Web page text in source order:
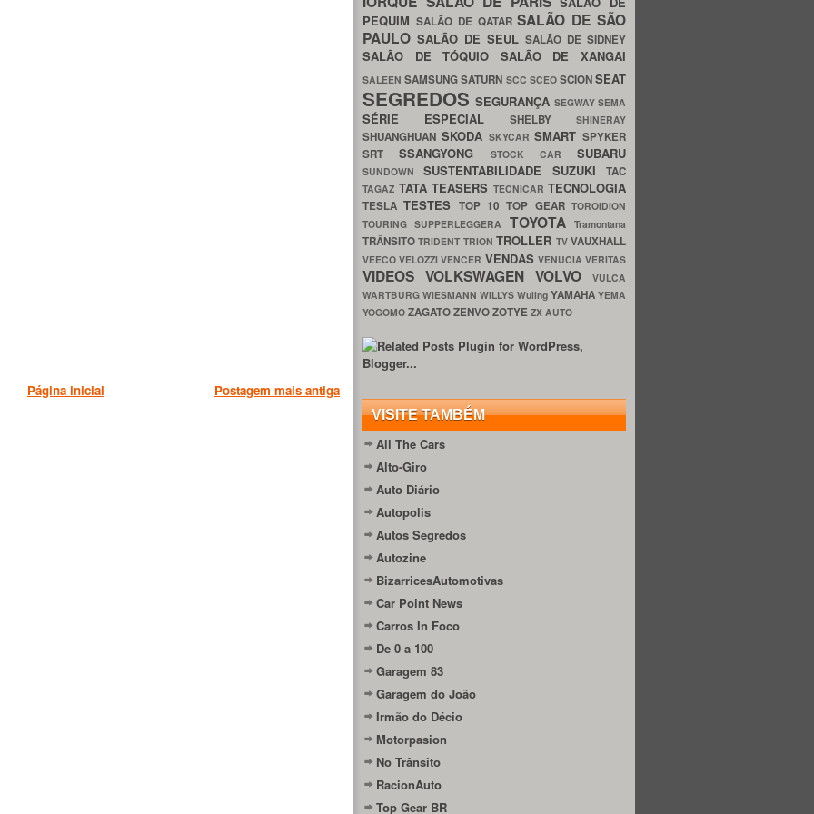
Postagem mais antiga
Página inicial
PEQUIM SALÃO DE QATARSALÃO DE SÃO
PAULO SALÃO DE SEUL SALÃO DE SIDNEY
SALÃO DE TÓQUIO SALÃO DE XANGAI
SALEENSAMSUNGSATURN SCC SCEO SCIONSEAT
SEGREDOSSEGURANÇA SEGWAYSEMA
SÉRIE ESPECIAL SHELBY SHINERAY
SHUANGHUAN SKODA SKYCARSMART SPYKER
SRTSSANGYONG STOCK CAR SUBARU
SUNDOWNSUSTENTABILIDADE SUZUKITAC
TAGAZ TATA TEASERS TECNICAR TECNOLOGIA
TESLATESTES TOP 10TOP GEARTOROIDION
TOURING SUPPERLEGGERA TOYOTATramontana
TRÂNSITOTRIDENT TRIONTROLLER TVVAUXHALL
VEECOVELOZZIVENCER VENDAS VENUCIAVERITAS
VIDEOS VOLKSWAGEN VOLVO
VULCA
WARTBURG WIESMANN WILLYS Wuling YAMAHA YEMA
YOGOMO ZAGATOZENVOZOTYE ZX AUTO
VISITE TAMBÉM
All The Cars
Alto-Giro
Auto Diário
Autopolis
Autos Segredos
Autozine
BizarricesAutomotivas
Car Point News
Carros In Foco
De 0 a 100
Garagem 83
Garagem do João
Irmão do Décio
Motorpasion
No Trânsito
RacionAuto
Top Gear BR